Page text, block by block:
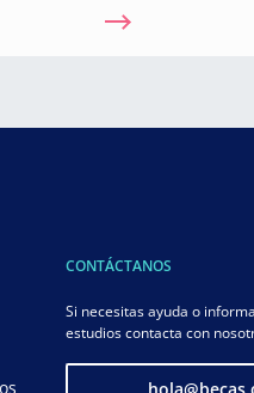
CONTÁCTANOS
Si necesitas ayuda o
estudios contacta con